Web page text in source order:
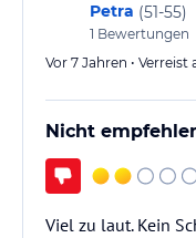
Petra (51-55)
1 Bewertungen
Vor 7 Jahren • Verreist
Nicht
Viel zu laut. Kein